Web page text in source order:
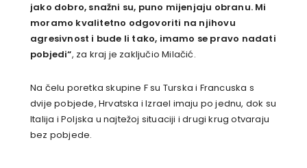
jako dobro, snažni su, puno mijenjaju obranu. Mi
moramo kvalitetno odgovoriti na njihovu
agresivnost i bude li tako, imamo se pravo nadati
pobjedi“, za kraj je zaključio Milačić.
Na čelu poretka skupine F su Turska i Francuska s
dvije pobjede, Hrvatska i Izrael imaju po jednu, dok su
Italija i Poljska u najtežoj situaciji i drugi krug otvaraju
bez pobjede.